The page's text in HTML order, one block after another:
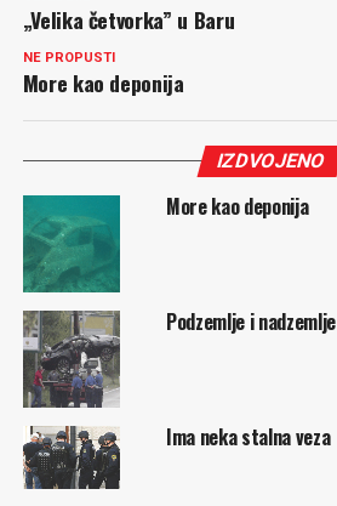
„Velika četvorka” u Baru
NE PROPUSTI
More kao deponija
IZDVOJENO
More kao deponija
Podzemlje i nadzemlje
Ima neka stalna veza